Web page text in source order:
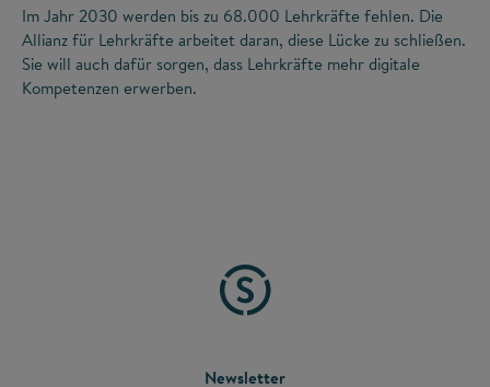
Im Jahr 2030 werden bis zu 68.000 Lehrkräfte fehlen. Die
Allianz für Lehrkräfte arbeitet daran, diese Lücke zu schließen.
Sie will auch dafür sorgen, dass Lehrkräfte mehr digitale
Kompetenzen erwerben.
Newsletter